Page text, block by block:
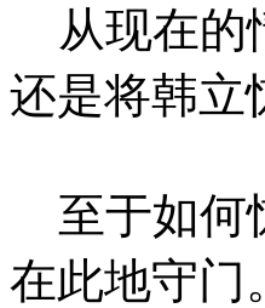
从现在的
还是将韩立
至于如何
在此地守门